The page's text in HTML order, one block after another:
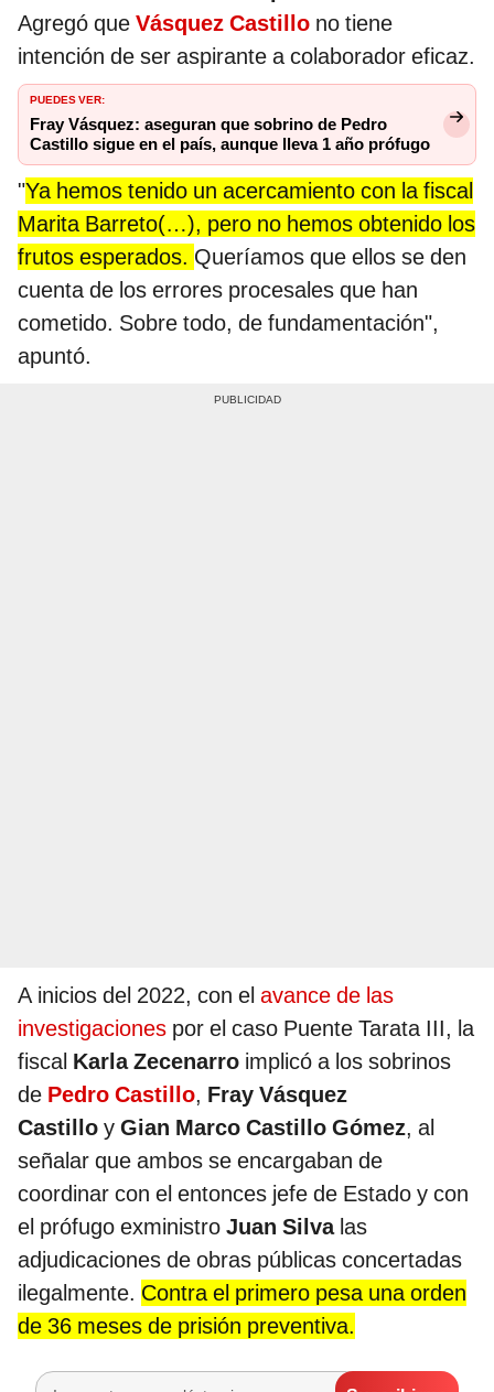
Agregó que Vásquez Castillo no tiene
intención de ser aspirante a colaborador eficaz.
PUEDES VER:
Fray Vásquez: aseguran que sobrino de Pedro
Castillo sigue en el país, aunque lleva 1 año prófugo
"Ya hemos tenido un acercamiento con la fiscal
Marita Barreto(…), pero no hemos obtenido los
frutos esperados. Queríamos que ellos se den
cuenta de los errores procesales que han
cometido. Sobre todo, de fundamentación",
apuntó.
A inicios del 2022, con el avance de las
investigaciones por el caso Puente Tarata III, la
fiscal Karla Zecenarro implicó a los sobrinos
de Pedro Castillo, Fray Vásquez
Castillo y Gian Marco Castillo Gómez, al
señalar que ambos se encargaban de
coordinar con el entonces jefe de Estado y con
el prófugo exministro Juan Silvalas
adjudicaciones de obras públicas concertadas
ilegalmente. Contra el primero pesa una orden
de 36 meses de prisión preventiva.